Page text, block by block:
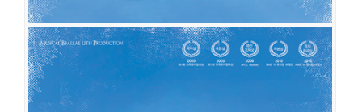
빨래
공연일시
2016-03-10 ~ 2017-02-26
공연장
동양예술극장 1관